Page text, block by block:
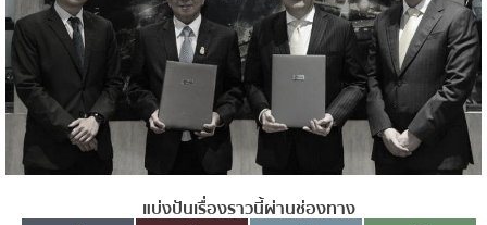
แบ่งปันเรื่องราวนี้ผ่านช่องทาง